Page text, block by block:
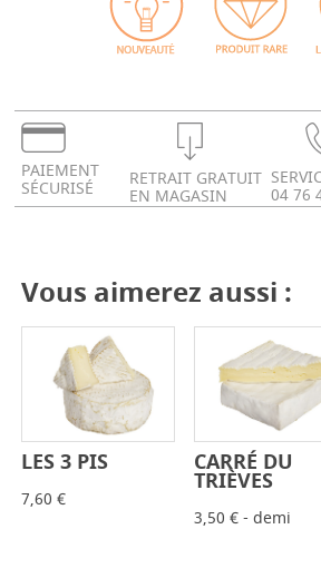
PAIEMENT
SÉCURISÉ RETRAIT GRATUIT
EN MAGASIN 04 76
Vous aimerez aussi :
-
LES 3 PIS
7,60 €
-
CARRÉ DU
TRIÈVES
3,50 € - demi